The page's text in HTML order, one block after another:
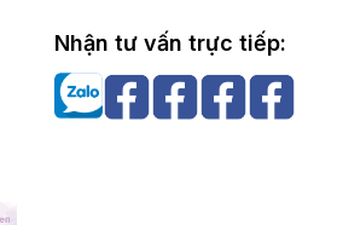
Nhận tư vấn trực tiếp: